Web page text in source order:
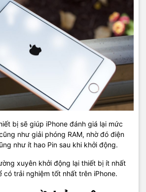
bị sẽ giúp iPhone đánh giá lại mức
như giải phóng RAM, nhờ đó điện
như ít hao Pin sau khi khởi động.
xuyên khởi động lại thiết bị ít nhất
có trải nghiệm tốt nhất trên iPhone.